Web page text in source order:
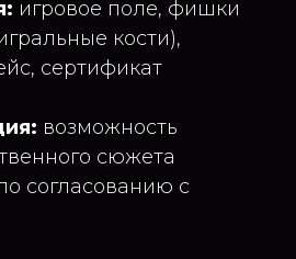
игровое поле, фишки
кости),
сертификат
возможность
сюжета
согласованию с